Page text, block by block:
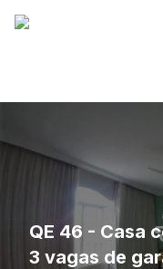
QE 46 - Casa
3 vagas de